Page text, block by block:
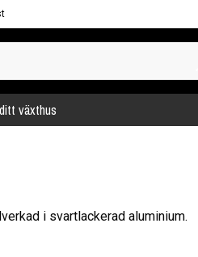
växthus
i svartlackerad aluminium.